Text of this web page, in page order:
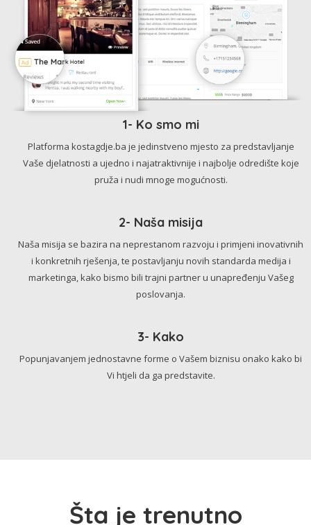
1- Ko smo mi
Platforma kostagdje.ba je jedinstveno mjesto za predstavljanje
Vaše djelatnosti a ujedno i najatraktivnije i najbolje odredište koje
pruža i nudi mnoge mogućnosti.
2- Naša misija
Naša misija se bazira na neprestanom razvoju i primjeni inovativnih
i konkretnih rješenja, te postavljanju novih standarda medija i
marketinga, kako bismo bili trajni partner u unapređenju Vašeg
poslovanja.
3- Kako
Popunjavanjem jednostavne forme o Vašem biznisu onako kako bi
Vi htjeli da ga predstavite.
Šta je trenutno